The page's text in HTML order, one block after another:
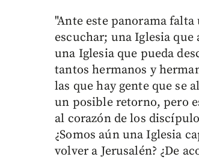
"Ante este panorama
escuchar; una Iglesia
una Iglesia que pueda
tantos hermanos y
las que hay gente que se
un posible retorno, pero
al corazón de los
¿Somos aún una Iglesia
volver a Jerusalén? ¿De